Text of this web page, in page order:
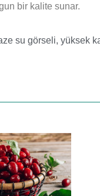
bir kalite sunar.
su görseli, yüksek